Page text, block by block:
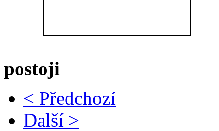
postoji
< Předchozí
Další >